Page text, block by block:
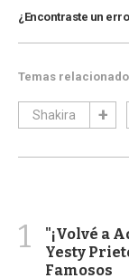
¿Encontraste un
Temas
Shakira
1
"¡Volvé a
Yesty
Famosos